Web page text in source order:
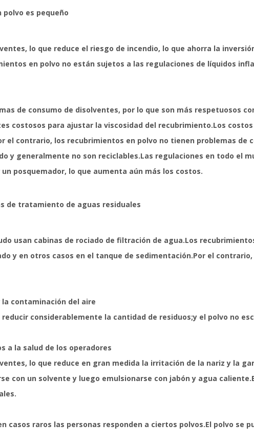
es pequeño
lo que reduce el riesgo de incendio, lo que ahorra la
en polvo no están sujetos a las regulaciones de líquidos
de consumo de disolventes, por lo que son más respetuosos
costosos para ajustar la viscosidad del recubrimiento.Los
el contrario, los recubrimientos en polvo no tienen problemas de
y generalmente no son reciclables.Las regulaciones en todo el
posquemador, lo que aumenta aún más los costos.
de tratamiento de aguas residuales
usan cabinas de rociado de filtración de agua.Los
y en otros casos en el tanque de sedimentación.Por el
contaminación del aire
considerablemente la cantidad de residuos;y el polvo no
a la salud de los operadores
lo que reduce en gran medida la irritación de la nariz y la
con un solvente y luego emulsionarse con jabón y agua
casos raros las personas responden a ciertos polvos.El polvo se